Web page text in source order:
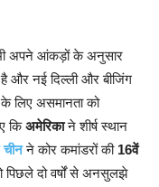
अपने आंकड़ों के अनुसार
और नई दिल्ली और बीजिंग
के लिए असमानता को
किअमेरिकाने शीर्ष स्थान
ने कोर कमांडरों की 16वें
पिछले दो वर्षों से अनसुलझे